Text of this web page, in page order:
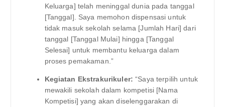
Keluarga] telah meninggal dunia pada tanggal
[Tanggal]. Saya memohon dispensasi untuk
tidak masuk sekolah selama [Jumlah Hari] dari
tanggal [Tanggal Mulai] hingga [Tanggal
Selesai] untuk membantu keluarga dalam
proses pemakaman.”
Kegiatan Ekstrakurikuler: “Saya terpilih untuk
mewakili sekolah dalam kompetisi [Nama
Kompetisi] yang akan diselenggarakan di